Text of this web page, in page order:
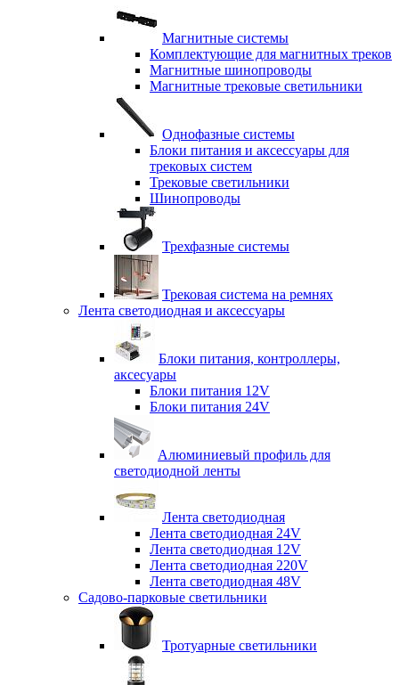
Магнитные системы
Комплектующие для магнитных треков
Магнитные шинопроводы
Магнитные трековые светильники
Однофазные системы
Блоки питания и аксессуары для
трековых систем
Трековые светильники
Шинопроводы
Трехфазные системы
Трековая система на ремнях
Лента светодиодная и аксессуары
Блоки питания, контроллеры,
аксесуары
Блоки питания 12V
Блоки питания 24V
Алюминиевый профиль для
светодиодной ленты
Лента светодиодная
Лента светодиодная 24V
Лента светодиодная 12V
Лента светодиодная 220V
Лента светодиодная 48V
Садово-парковые светильники
Тротуарные светильники